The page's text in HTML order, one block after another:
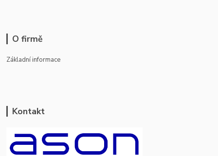
O firmě
Základní informace
Kontakt